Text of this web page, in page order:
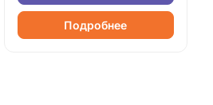
Подробнее